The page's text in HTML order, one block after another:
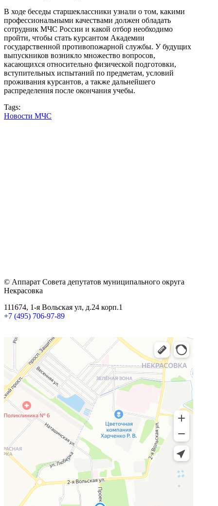
В ходе беседы старшеклассники узнали о том, какими
профессиональными качествами должен обладать
сотрудник МЧС России и какой отбор необходимо
пройти, чтобы стать курсантом Академии
государственной противопожарной службы. У будущих
выпускников возникло множество вопросов,
касающихся относительно физической подготовки,
вступительных испытаний по предметам, условий
проживания курсантов, а также дальнейшего
распределения после окончания учебы.
Tags:
Новости МЧС
© Аппарат Совета депутатов муниципального округа
Некрасовка
111674, 1-я Вольская ул, д.24 корп.1
+7 (495) 706-97-89